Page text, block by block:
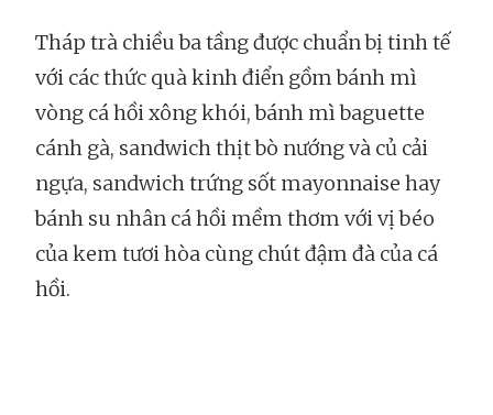
Tháp trà chiều ba tầng được chuẩn bị tinh tế
với các thức quà kinh điển gồm bánh mì
vòng cá hồi xông khói, bánh mì baguette
cánh gà, sandwich thịt bò nướng và củ cải
ngựa, sandwich trứng sốt mayonnaise hay
bánh su nhân cá hồi mềm thơm với vị béo
của kem tươi hòa cùng chút đậm đà của cá
hồi.